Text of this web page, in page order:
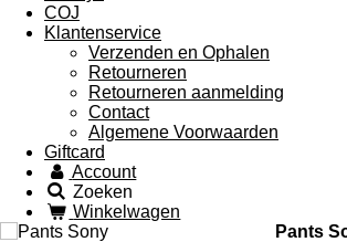
COJ
Klantenservice
Verzenden en Ophalen
Retourneren
Retourneren aanmelding
Contact
Algemene Voorwaarden
Giftcard
Account
Zoeken
Winkelwagen
Pants